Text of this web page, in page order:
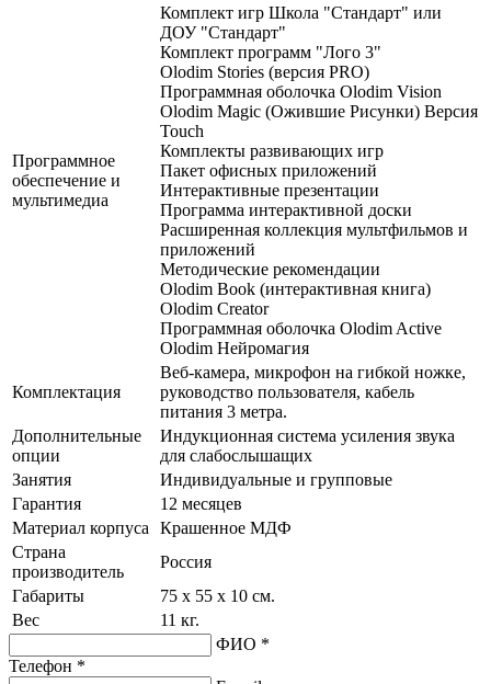
Программное
обеспечение и
мультимедиа
Комплект игр Школа "Стандарт" или
ДОУ "Стандарт"
Комплект программ "Лого 3"
Olodim Stories (версия PRO)
Программная оболочка Olodim Vision
Olodim Magic (Ожившие Рисунки) Версия
Touch
Комплекты развивающих игр
Пакет офисных приложений
Интерактивные презентации
Программа интерактивной доски
Расширенная коллекция мультфильмов и
приложений
Методические рекомендации
Olodim Book (интерактивная книга)
Olodim Creator
Программная оболочка Olodim Active
Olodim Нейромагия
Комплектация
Веб-камера, микрофон на гибкой ножке,
руководство пользователя, кабель
питания 3 метра.
Дополнительные
опции
Индукционная система усиления звука
для слабослышащих
Занятия
Индивидуальные и групповые
Гарантия
12 месяцев
Материал корпуса
Крашенное МДФ
Страна
производитель
Россия
Габариты
75 х 55 х 10 см.
Вес
11 кг.
ФИО *
Телефон *